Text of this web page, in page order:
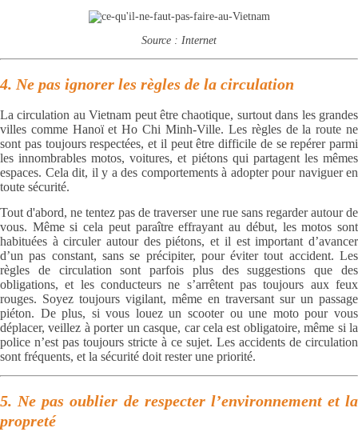
Source : Internet
4. Ne pas ignorer les règles de la circulation
La circulation au Vietnam peut être chaotique, surtout dans les grandes
villes comme Hanoï et Ho Chi Minh-Ville. Les règles de la route ne
sont pas toujours respectées, et il peut être difficile de se repérer parmi
les innombrables motos, voitures, et piétons qui partagent les mêmes
espaces. Cela dit, il y a des comportements à adopter pour naviguer en
toute sécurité.
Tout d'abord, ne tentez pas de traverser une rue sans regarder autour de
vous. Même si cela peut paraître effrayant au début, les motos sont
habituées à circuler autour des piétons, et il est important d’avancer
d’un pas constant, sans se précipiter, pour éviter tout accident. Les
règles de circulation sont parfois plus des suggestions que des
obligations, et les conducteurs ne s’arrêtent pas toujours aux feux
rouges. Soyez toujours vigilant, même en traversant sur un passage
piéton. De plus, si vous louez un scooter ou une moto pour vous
déplacer, veillez à porter un casque, car cela est obligatoire, même si la
police n’est pas toujours stricte à ce sujet. Les accidents de circulation
sont fréquents, et la sécurité doit rester une priorité.
5. Ne pas oublier de respecter l’environnement et la
propreté